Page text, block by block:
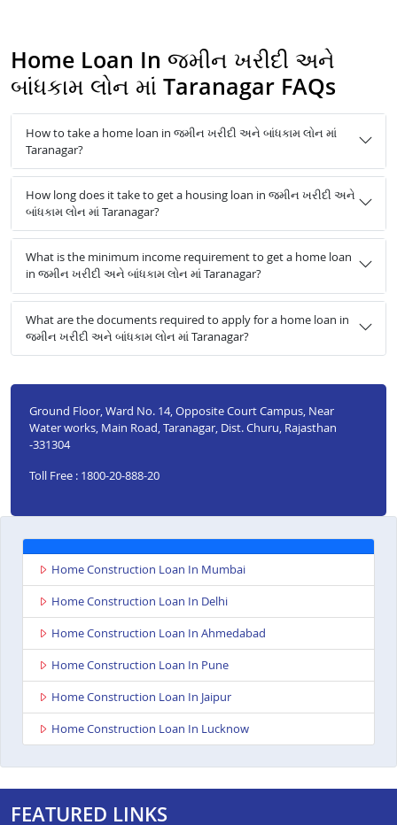
Home Loan In જમીન ખરીદી અને
બાંધકામ લોન માં Taranagar FAQs
How to take a home loan in જમીન ખરીદી અને બાંધકામ લોન માં
Taranagar?
How long does it take to get a housing loan in જમીન ખરીદી અને
બાંધકામ લોન માં Taranagar?
What is the minimum income requirement to get a home loan
in જમીન ખરીદી અને બાંધકામ લોન માં Taranagar?
What are the documents required to apply for a home loan in
જમીન ખરીદી અને બાંધકામ લોન માં Taranagar?
Ground Floor, Ward No. 14, Opposite Court Campus, Near
Water works, Main Road, Taranagar, Dist. Churu, Rajasthan
-331304
Toll Free : 1800-20-888-20
Home Construction Loan In Mumbai
Home Construction Loan In Delhi
Home Construction Loan In Ahmedabad
Home Construction Loan In Pune
Home Construction Loan In Jaipur
Home Construction Loan In Lucknow
FEATURED LINKS